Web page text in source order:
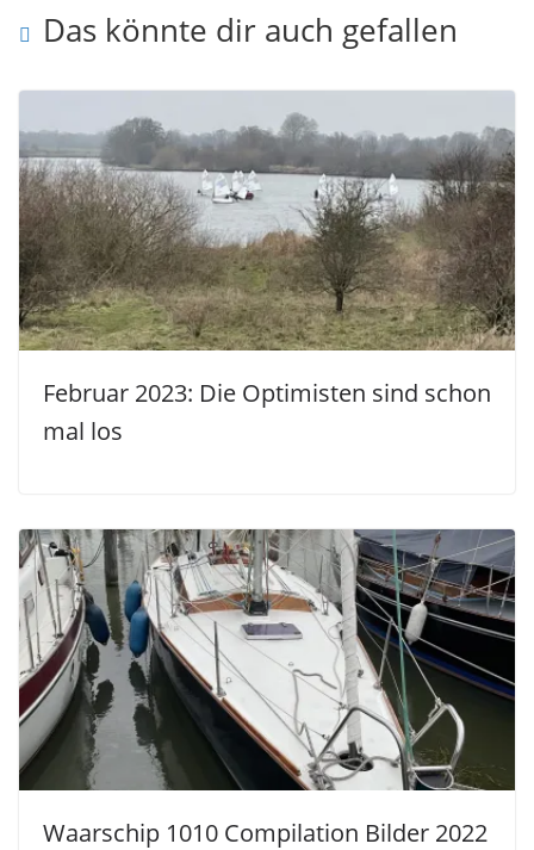
Das könnte dir auch gefallen
Februar 2023: Die Optimisten sind schon
mal los
Waarschip 1010 Compilation Bilder 2022